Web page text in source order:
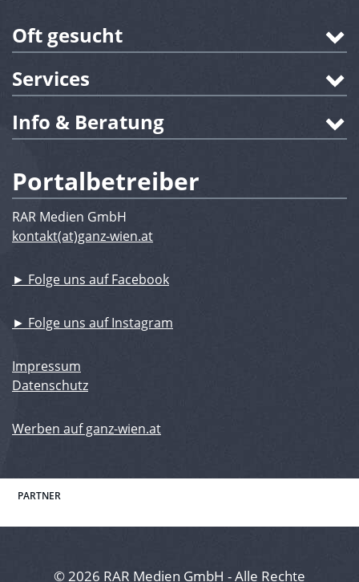
Oft gesucht
Services
Info & Beratung
Portalbetreiber
RAR Medien GmbH
kontakt(at)ganz-wien.at
► Folge uns auf Facebook
► Folge uns auf Instagram
Impressum
Datenschutz
Werben auf ganz-wien.at
PARTNER
© 2026 RAR Medien GmbH - Alle Rechte